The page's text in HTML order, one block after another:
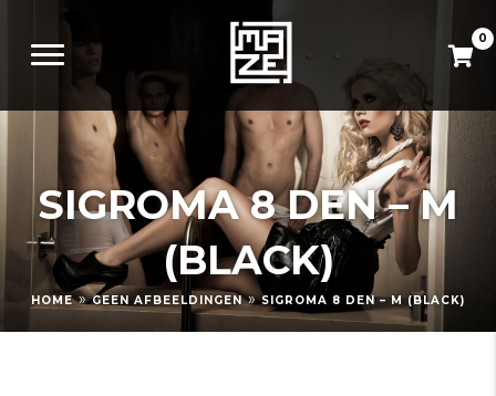
0
SIGROMA 8 DEN – M
(BLACK)
HOME » GEEN AFBEELDINGEN » SIGROMA 8 DEN – M (BLACK)